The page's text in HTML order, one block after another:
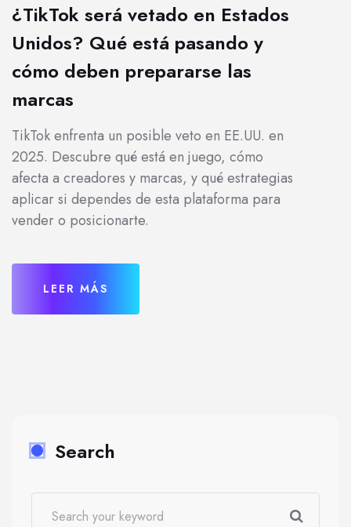
¿TikTok será vetado en Estados
Unidos? Qué está pasando y
cómo deben prepararse las
marcas
TikTok enfrenta un posible veto en EE.UU. en
2025. Descubre qué está en juego, cómo
afecta a creadores y marcas, y qué estrategias
aplicar si dependes de esta plataforma para
vender o posicionarte.
LEER MÁS
Search